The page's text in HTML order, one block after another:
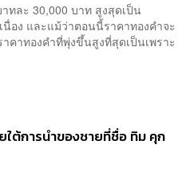
ทละ 30,000 บาท สูงสุดเป็น
อง และแม้ว่าตอนนี้ราคาทองคำจะ
คาทองคำที่พุ่งขึ้นสูงที่สุดเป็นเพราะ
ใต้การนำของชายที่ชื่อ ทิม คุก